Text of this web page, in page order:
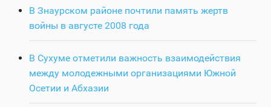
В Знаурском районе почтили память жертв
войны в августе 2008 года
В Сухуме отметили важность взаимодействия
между молодежными организациями Южной
Осетии и Абхазии